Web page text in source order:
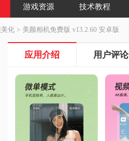
游戏资源 技术教程
化 > 美颜相机免费版 v13.2.60 安卓版
应用介绍 用户评论